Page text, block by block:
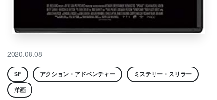
2020.08.08
SF アクション・アドベンチャー
ミステリー・スリラー
洋画